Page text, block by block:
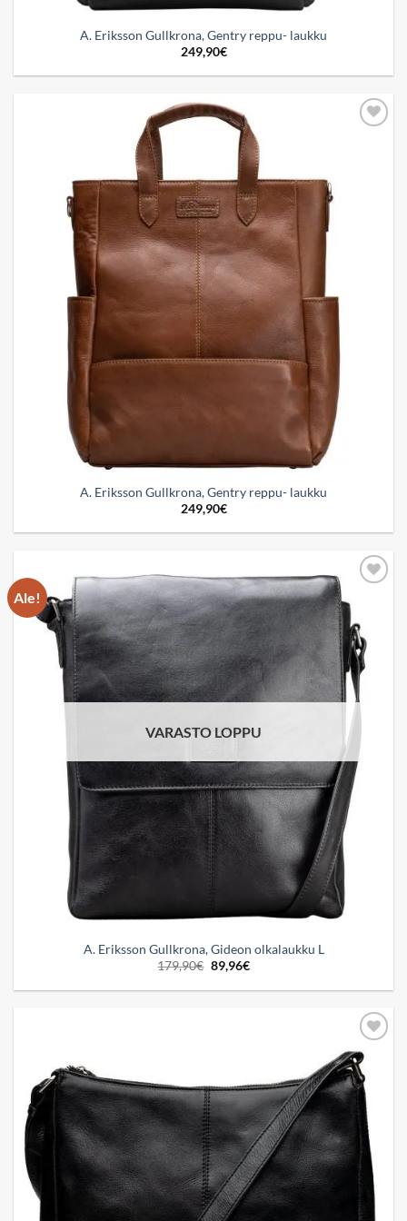
A. Eriksson Gullkrona, Gentry reppu- laukku
249,90€
A. Eriksson Gullkrona, Gentry reppu- laukku
249,90€
Ale!
wishlist
VARASTO LOPPU
A. Eriksson Gullkrona, Gideon olkalaukku L
179,90€ Alkuperäinen
hinta
oli:
89,96€Nykyinen
on:
Add to
wishlist